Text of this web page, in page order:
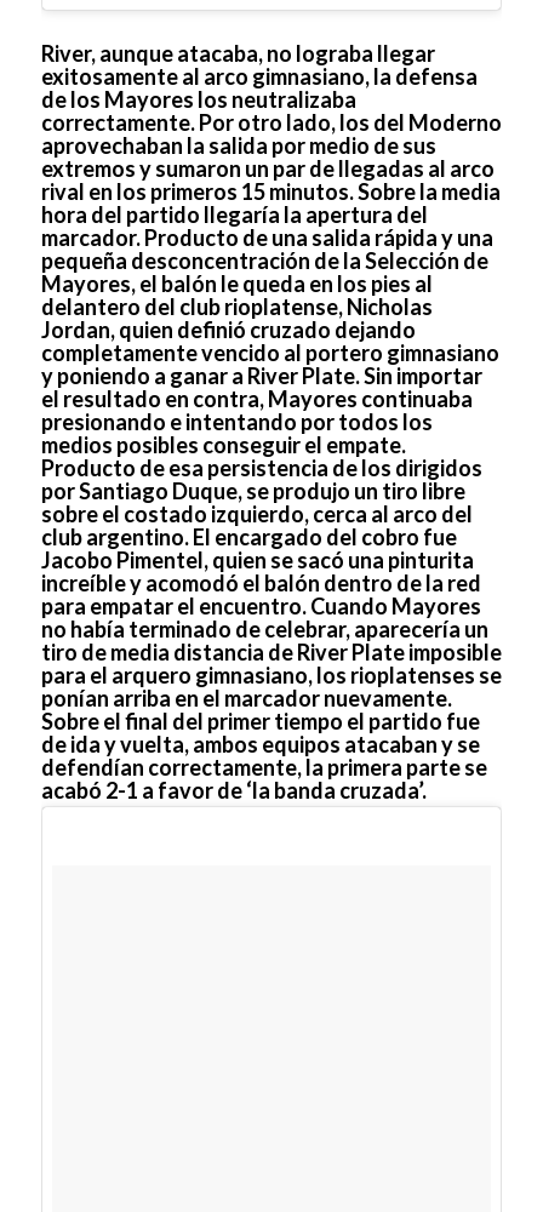
River, aunque atacaba, no lograba llegar
exitosamente al arco gimnasiano, la defensa
de los Mayores los neutralizaba
correctamente. Por otro lado, los del Moderno
aprovechaban la salida por medio de sus
extremos y sumaron un par de llegadas al arco
rival en los primeros 15 minutos. Sobre la media
hora del partido llegaría la apertura del
marcador. Producto de una salida rápida y una
pequeña desconcentración de la Selección de
Mayores, el balón le queda en los pies al
delantero del club rioplatense, Nicholas
Jordan, quien definió cruzado dejando
completamente vencido al portero gimnasiano
y poniendo a ganar a River Plate. Sin importar
el resultado en contra, Mayores continuaba
presionando e intentando por todos los
medios posibles conseguir el empate.
Producto de esa persistencia de los dirigidos
por Santiago Duque, se produjo un tiro libre
sobre el costado izquierdo, cerca al arco del
club argentino. El encargado del cobro fue
Jacobo Pimentel, quien se sacó una pinturita
increíble y acomodó el balón dentro de la red
para empatar el encuentro. Cuando Mayores
no había terminado de celebrar, aparecería un
tiro de media distancia de River Plate imposible
para el arquero gimnasiano, los rioplatenses se
ponían arriba en el marcador nuevamente.
Sobre el final del primer tiempo el partido fue
de ida y vuelta, ambos equipos atacaban y se
defendían correctamente, la primera parte se
acabó 2-1 a favor de ‘la banda cruzada’.